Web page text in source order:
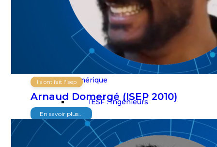
Nos partenaires
Isep : Ecole
d’ingénieurs du
numérique
IESF : Ingénieurs
et Scientifiques de
Ils ont fait l'Isep
Arnaud Domergé (ISEP 2010)
En savoir plus...